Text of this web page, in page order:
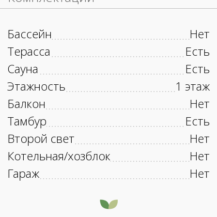
Бассейн
Нет
Терасса
Есть
Сауна
Есть
Этажность
1 этаж
Балкон
Нет
Тамбур
Есть
Второй свет
Нет
Котельная/хозблок
Нет
Гараж
Нет